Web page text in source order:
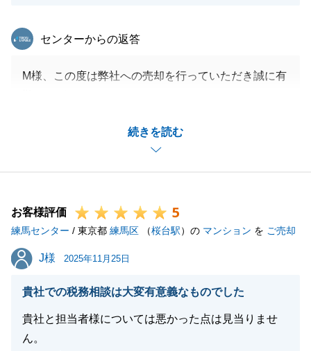
続きを読む
東急リバブル
センターからの返答
M様、この度は弊社への売却を行っていただき誠に有
行えるよう動いてまいります。
引き続きよろしくお願いいたします。
閉じる
お客様評価 5
練馬センター / 東京都 練馬区 （桜台駅）の マンション を ご売却
J様
J様 2025年11月25日
貴社での税務相談は大変有意義なものでした
貴社と担当者様については悪かった点は見当りませ
ん。